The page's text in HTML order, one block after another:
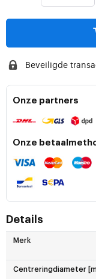
Beveiligde
Onze partners
Onze
Details
Merk
Centreringdiameter